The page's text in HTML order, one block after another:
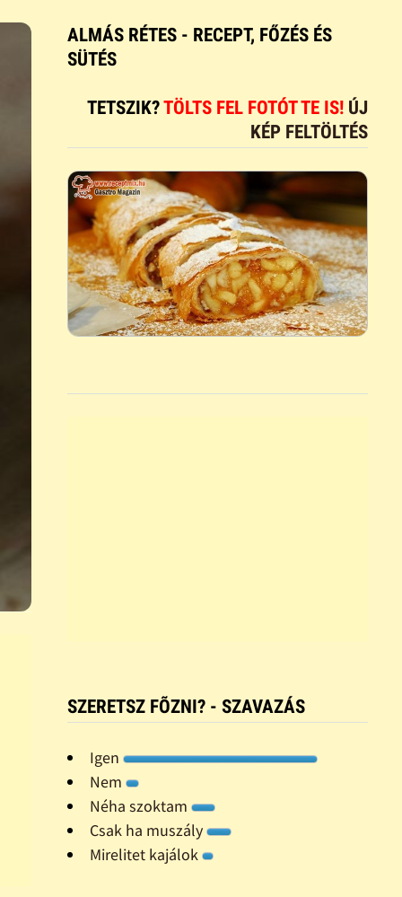
ALMÁS RÉTES - RECEPT, FŐZÉS ÉS
SÜTÉS
TETSZIK?TÖLTS FEL FOTÓT TE IS! ÚJ
KÉP FELTÖLTÉS
SZERETSZ FÕZNI? - SZAVAZÁS
Igen
Nem
Néha szoktam
Csak ha muszály
Mirelitet kajálok